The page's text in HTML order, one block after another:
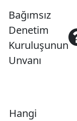
Bağımsız
Denetim
Kuruluşunun
Unvanı
Hangi